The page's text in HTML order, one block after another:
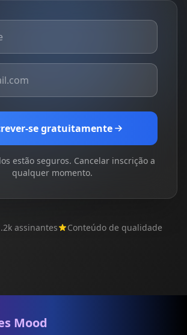
se gratuitamente
estão seguros. Cancelar inscrição a
qualquer momento.
assinantes Conteúdo de qualidade
Mood